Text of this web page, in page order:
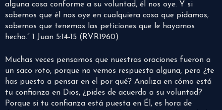
alguna cosa conforme a su voluntad, él nos oye. Y si
sabemos que él nos oye en cualquiera cosa que pidamos,
sabemos que tenemos las peticiones que le hayamos
hecho.” 1 Juan 5:14-15 (RVR1960)
Muchas veces pensamos que nuestras oraciones fueron a
un saco roto, porque no vemos respuesta alguna, pero ¿te
has puesto a pensar en el por qué? Analiza en cómo está
tu confianza en Dios, ¿pides de acuerdo a su voluntad?
Porque si tu confianza está puesta en Él, es hora de